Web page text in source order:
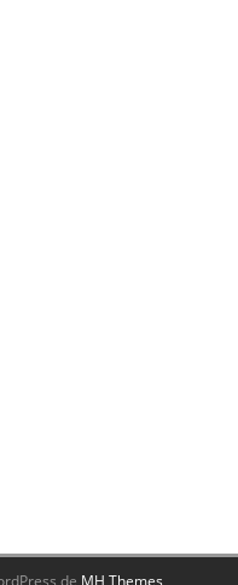
de MH Themes